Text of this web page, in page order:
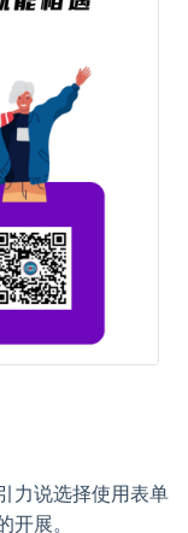
力说选择使用表单
展。